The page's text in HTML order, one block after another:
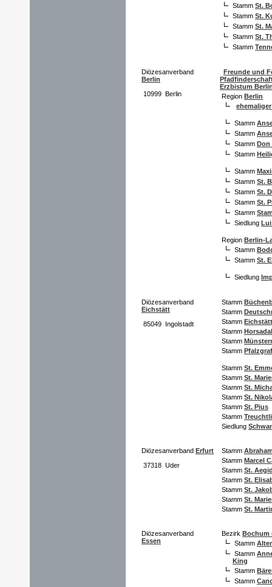
Stamm St.
Stamm St.
Stamm St.
Stamm St.
Stamm
Diözesanverband
Berlin
10999 Berlin
Freunde und
Erzbistum
Region Berlin
Stamm
Stamm
Stamm Don
Stamm
Stamm
Stamm St.
Stamm St.
Stamm St.
Stamm
Siedlung
Region Berlin-
Stamm
Stamm St.
Siedlung
Diözesanverband
Eichstätt
85049 Ingolstadt
Stamm
Stamm
Stamm
Stamm Horsadal
Stamm
Stamm
Stamm St.
Stamm St.
Stamm St.
Stamm St.
Stamm St. Pius
Stamm
Siedlung
Diözesanverband Erfurt
37318 Uder
Stamm
Stamm Marcel
Stamm St.
Stamm St.
Stamm St.
Stamm St.
Stamm St.
Diözesanverband
Essen
Bezirk Bochum
Stamm
Stamm
King
Stamm
Stamm